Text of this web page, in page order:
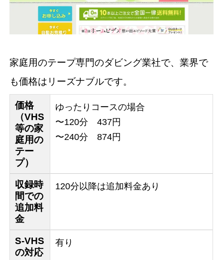
家庭用のテープ専門のダビング業社で、業界で
も価格はリーズナブルです。
価格
（VHS
等の家
庭用の
テー
プ）
ゆったりコースの場合
〜120分 437円
〜240分 874円
収録時
間での
追加料
金
120分以降は追加料金あり
S-VHS
の対応
有り